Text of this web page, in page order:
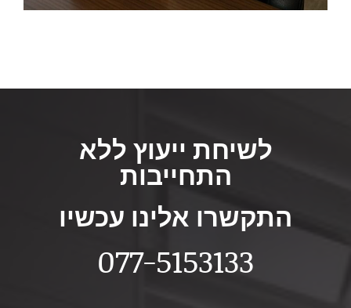
לשיחת ייעוץ ללא
התחייבות
התקשרו אלינו עכשיו
077-5153133